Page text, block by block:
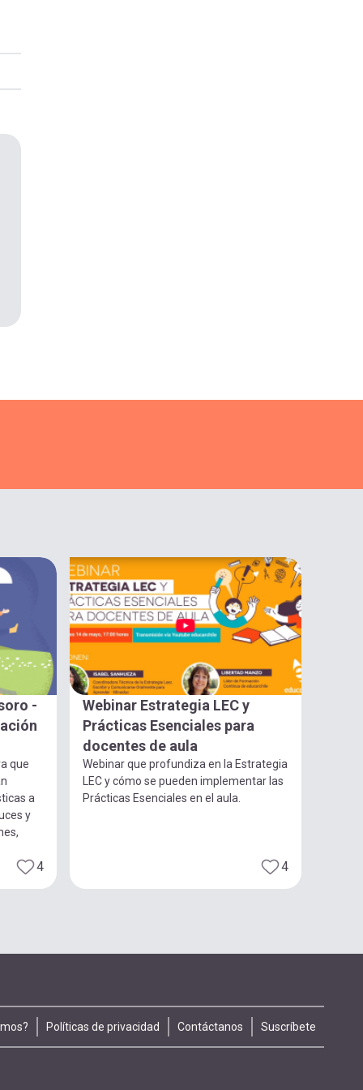
-
que
a
y
4
Webinar Estrategia LEC y
Prácticas Esenciales para
docentes de aula
Webinar que profundiza en la Estrategia
LEC y cómo se pueden implementar las
Prácticas Esenciales en el aula.
4
Políticas de privacidad Contáctanos Suscríbete